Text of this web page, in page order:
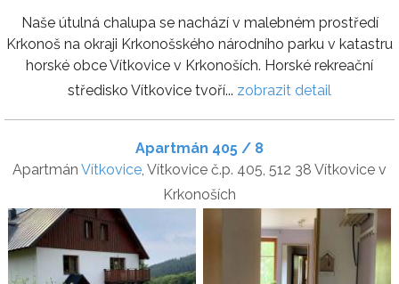
Naše útulná chalupa se nachází v malebném prostředí
Krkonoš na okraji Krkonošského národního parku v katastru
horské obce Vítkovice v Krkonoších. Horské rekreační
středisko Vítkovice tvoří... zobrazit detail
Apartmán 405 / 8
Apartmán Vítkovice, Vítkovice č.p. 405, 512 38 Vítkovice v
Krkonoších